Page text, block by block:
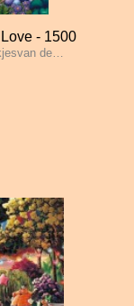
- 1500
de…